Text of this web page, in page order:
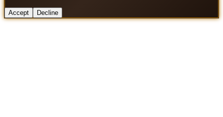
Accept Decline